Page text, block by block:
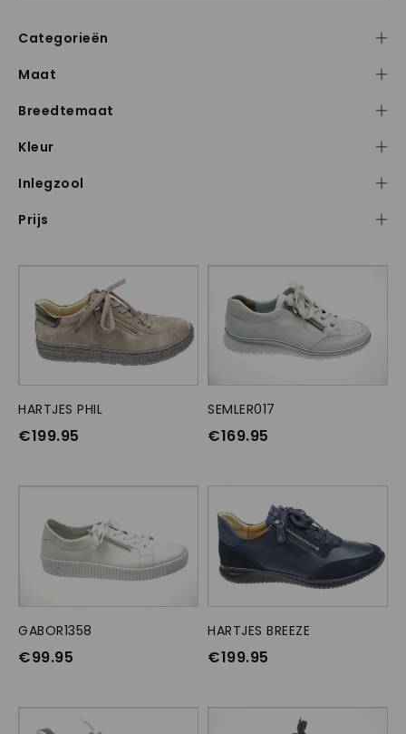
Categorieën
Maat
Breedtemaat
Kleur
Inlegzool
Prijs
OPTIES SELECTEREN
HARTJES PHIL
€199.95
OPTIES SELECTEREN
SEMLER017
€169.95
OPTIES SELECTEREN
GABOR1358
€99.95
OPTIES SELECTEREN
HARTJES BREEZE
€199.95